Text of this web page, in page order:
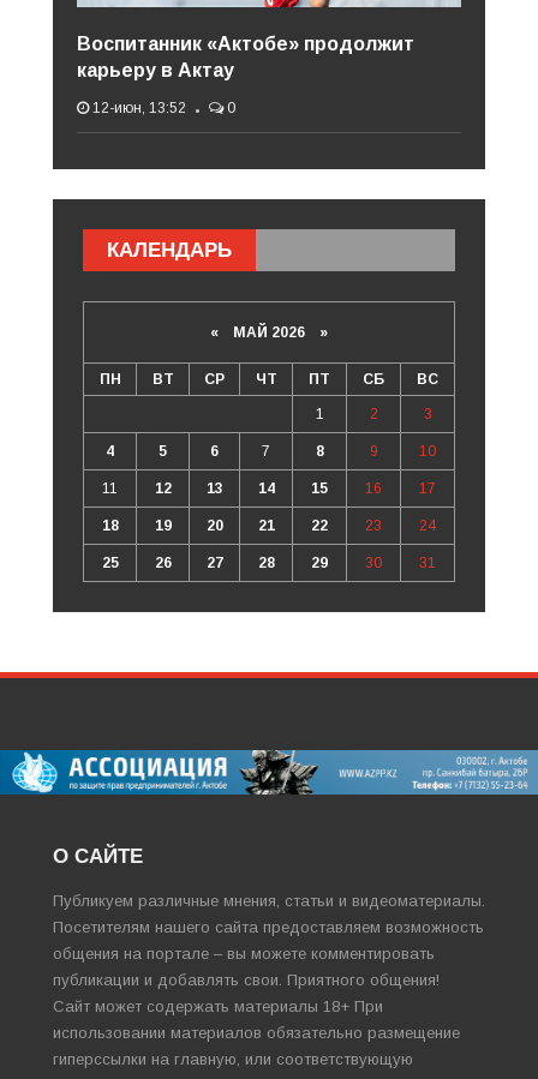
Воспитанник «Актобе» продолжит
карьеру в Актау
12-июн, 13:52 0
КАЛЕНДАРЬ
« МАЙ 2026 »
ПН ВТ СР ЧТ ПТ СБ ВС
1 2 3
4 5 6 7 8 9 10
11 12 13 14 15 16 17
18 19 20 21 22 23 24
25 26 27 28 29 30 31
О САЙТЕ
Публикуем различные мнения, статьи и видеоматериалы.
Посетителям нашего сайта предоставляем возможность
общения на портале – вы можете комментировать
публикации и добавлять свои. Приятного общения!
Сайт может содержать материалы 18+ При
использовании материалов обязательно размещение
гиперссылки на главную, или соответствующую